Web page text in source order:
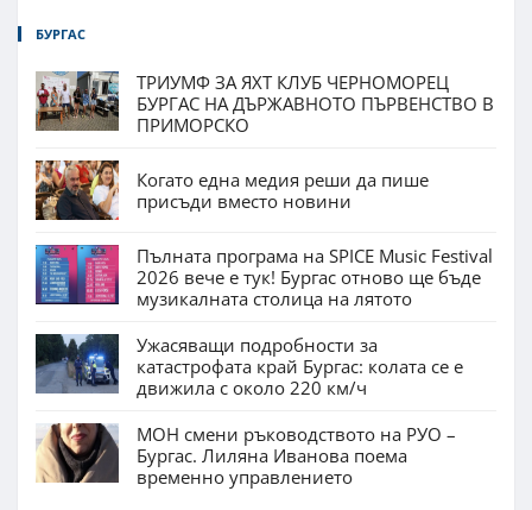
БУРГАС
ТРИУМФ ЗА ЯХТ КЛУБ ЧЕРНОМОРЕЦ
БУРГАС НА ДЪРЖАВНОТО ПЪРВЕНСТВО В
ПРИМОРСКО
Когато една медия реши да пише
присъди вместо новини
Пълната програма на SPICE Music Festival
2026 вече е тук! Бургас отново ще бъде
музикалната столица на лятото
Ужасяващи подробности за
катастрофата край Бургас: колата се е
движила с около 220 км/ч
МОН смени ръководството на РУО –
Бургас. Лиляна Иванова поема
временно управлението